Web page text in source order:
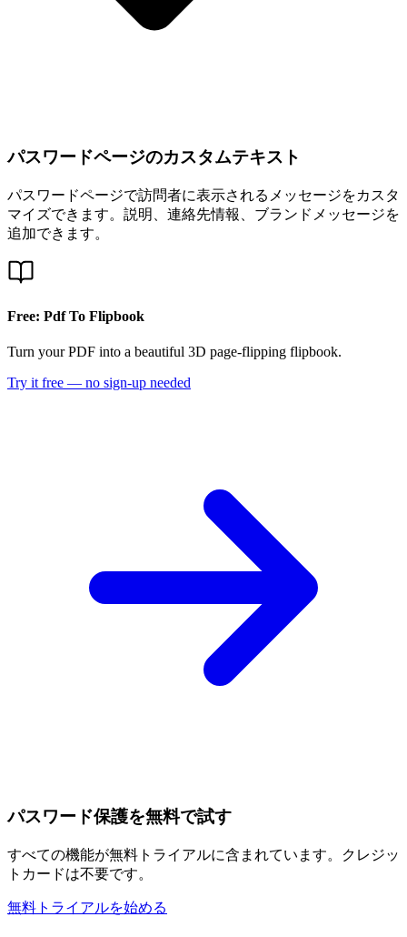
パスワードページのカスタムテキスト
パスワードページで訪問者に表示されるメッセージをカスタ
マイズできます。説明、連絡先情報、ブランドメッセージを
追加できます。
Free: Pdf To Flipbook
Turn your PDF into a beautiful 3D page-flipping flipbook.
Try it free — no sign-up needed
パスワード保護を無料で試す
すべての機能が無料トライアルに含まれています。クレジッ
トカードは不要です。
無料トライアルを始める